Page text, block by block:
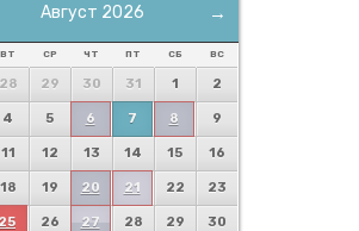
→
Август 2026
ВТ СР ЧТ ПТ СБ ВС
28 29 30 31 1 2
4 5 6 7 8 9
11 12 13 14 15 16
18 19 20 21 22 23
25 26 27 28 29 30